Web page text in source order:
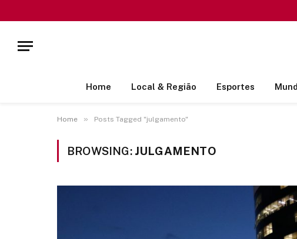
Home Local & Região Esportes
Home » Posts Tagged "julgamento"
BROWSING: JULGAMENTO